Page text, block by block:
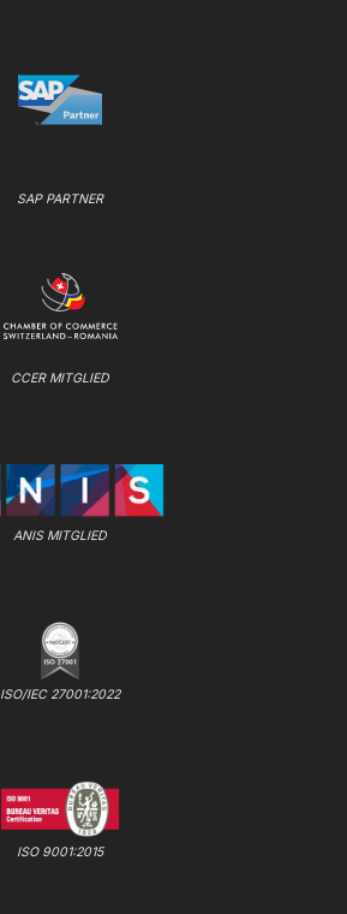
SAP PARTNER
CCER MITGLIED
ANIS MITGLIED
ISO/IEC 27001:2022
ISO 9001:2015